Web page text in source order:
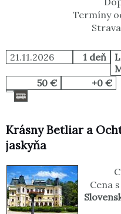
Termíny
21.11.2026 1 deň
50 €
+0 €
Krásny Betliar a
jaskyňa
Cena